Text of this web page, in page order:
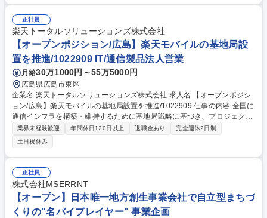
問題解決（異物混入防止、トラブル対策） ◇マネジメント：品質保証部門
の統括、部下の指導・育成 ◇その他：ISO/HACCP関連業務、原材料メー
カーへの監査等 ※現責任者の後継者としてノウハウを引き継ぎ将来の部門
を牽引するポジションです。 募集職種 【広島/品質保証の責任者候補】年
休129日/大手企業の子会社で基盤安定◎
正社員
楽天トータルソリューションズ株式会社
【オープンポジション/広島】楽天モバイルの基地局設
置を推進/1022909 IT/通信製品法人営業
月給30万1000円～55万5000円
広島県広島市東区
企業名 楽天トータルソリューションズ株式会社 求人名 【オープンポジシ
ョン/広島】楽天モバイルの基地局設置を推進/1022909 仕事の内容 全国に
通信インフラを構築・維持するために基地局戦略に基づき、プロジェクト
の発足から達成までのマネジメントを担っていただきます。大規模プロジ
ェクトを推進するマネジメント能力を身につけられます。 【業務詳細】■
基地局設置進捗管理：屋外/屋内/地下鉄トンネルにおける基地局設置進捗
を管理し、電波発射の時期や場所をコントロール■全国工事会社連携：工
事会社と連携し、マイルストーン策定、進捗管理■課題解決と調整：プロ
ジェクト課題に迅速に対応し解決■ドキュメント精査と品質向上：ドキュ
メントの確認・精査とプロセス改善■基地局運用・保守サポート：電波発
射済み基地局のオペレーションをサポートし、品質を保持 募集職種 【オ
ープンポジション/広島】楽天モバイルの基地局設置を推進/1022909
業界未経験歓迎 年間休日120日以上 退職金あり
完全週休2日制
土日祝休み
正社員
株式会社MSERRNT
【オープン】日本唯一地方創生事業会社で自立型まちづ
くりの"名バイプレイヤー" 事業企画